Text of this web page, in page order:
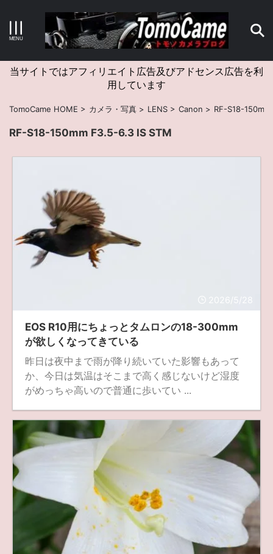
キーワードで検索する
タグクラウド
Canon craft EM5II
LUMIX GF9 LUMIX L10 LUMIX S1 LUMIX S9
M(Typ240) minolta MX nikki Nikon
OLYMPUS om-1 II OM-3 om-5 II
osmo osmo action3 panasonic pc
PEN E-P7 PENTAX PS5
SIGMA
TAMRON TG-6 THETA VILTROX
X half Xiaomi Pad 6
Z6II Z30 Zf Zfc
当サイトではアフィリエイト広告及びアドセンス広告を利
用しています
TomoCame HOME > カメラ・写真 > LENS > Canon > RF-S18-
RF-S18-150mm F3.5-6.3 IS STM
2026/5/28
EOS R10用にちょっとタムロンの18-300mm
が欲しくなってきている
昨日は夜中まで雨が降り続いていた影響もあって
か、今日は気温はそこまで高く感じないけど湿度
がめっちゃ高いので普通に歩いてい ...